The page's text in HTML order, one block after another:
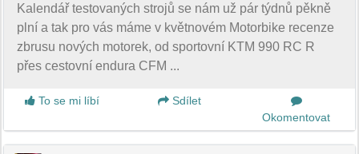
Kalendář testovaných strojů se nám už pár týdnů pěkně
plní a tak pro vás máme v květnovém Motorbike recenze
zbrusu nových motorek, od sportovní KTM 990 RC R
přes cestovní endura CFM ...
To se mi líbí
Sdílet
Okomentovat